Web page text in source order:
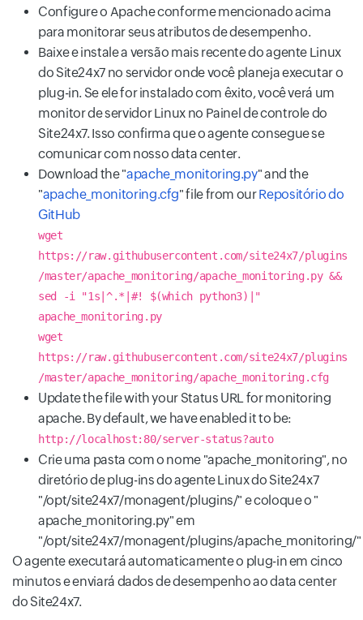
Configure o Apache conforme mencionado acima
para monitorar seus atributos de desempenho.
Baixe e instale a versão mais recente do agente Linux
do Site24x7 no servidor onde você planeja executar o
plug-in. Se ele for instalado com êxito, você verá um
monitor de servidor Linux no Painel de controle do
Site24x7. Isso confirma que o agente consegue se
comunicar com nosso data center.
Download the "apache_monitoring.py" and the
"apache_monitoring.cfg" file from ourRepositório do
GitHub
wget
https://raw.githubusercontent.com/site24x7/plugins
/master/apache_monitoring/apache_monitoring.py &&
sed -i "1s|^.*|#! $(which python3)|"
apache_monitoring.py
wget
https://raw.githubusercontent.com/site24x7/plugins
/master/apache_monitoring/apache_monitoring.cfg
Update the file with your Status URL for monitoring
apache. By default, we have enabled it to be:
http://localhost:80/server-status?auto
Crie uma pasta com o nome "apache_monitoring", no
diretório de plug-ins do agente Linux do Site24x7
"/opt/site24x7/monagent/plugins/" e coloque o "
apache_monitoring.py" em
"/opt/site24x7/monagent/plugins/apache_monitoring/"
O agente executará automaticamente o plug-in em cinco
minutos e enviará dados de desempenho ao data center
do Site24x7.